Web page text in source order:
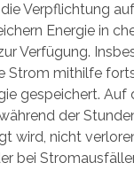
Verpflichtung
Energie in
Verfügung.
Strom mithilfe
gespeichert. Auf
der
wird, nicht
bei